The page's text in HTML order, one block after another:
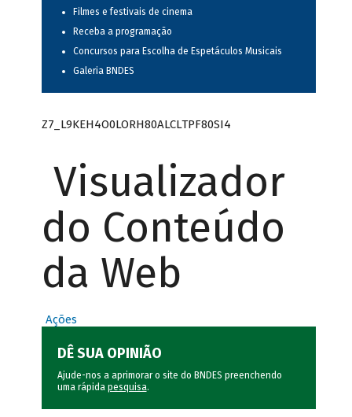
Filmes e festivais de cinema
Receba a programação
Concursos para Escolha de Espetáculos Musicais
Galeria BNDES
Z7_L9KEH4O0LORH80ALCLTPF80SI4
Visualizador
do Conteúdo
da Web
Ações
DÊ SUA OPINIÃO
Ajude-nos a aprimorar o site do BNDES preenchendo
uma rápida pesquisa.